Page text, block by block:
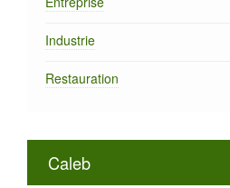
Industrie
Restauration
Caleb